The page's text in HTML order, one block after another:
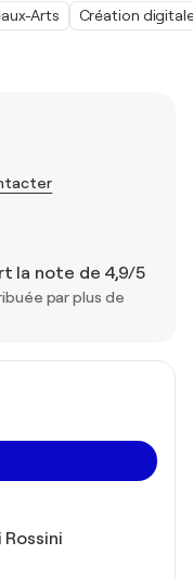
la note de 4,9/5
par plus de
Arts Création